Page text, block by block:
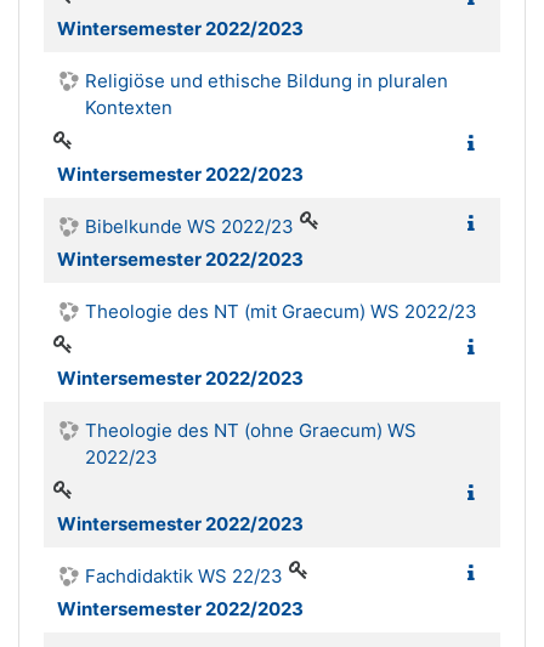
Wintersemester 2022/2023
Religiöse und ethische Bildung in pluralen
Kontexten
Wintersemester 2022/2023
Bibelkunde WS 2022/23
Wintersemester 2022/2023
Theologie des NT (mit Graecum) WS 2022/23
Wintersemester 2022/2023
Theologie des NT (ohne Graecum) WS
2022/23
Wintersemester 2022/2023
Fachdidaktik WS 22/23
Wintersemester 2022/2023